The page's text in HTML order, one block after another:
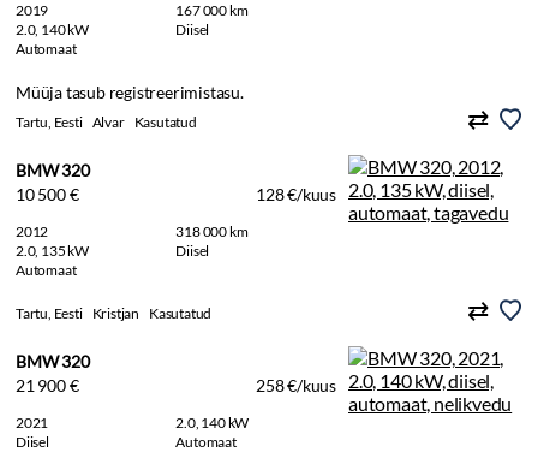
2019
167 000 km
2.0, 140 kW
Diisel
Automaat
Müüja tasub registreerimistasu.
Tartu, Eesti Alvar Kasutatud
BMW 320
10 500 €
128 €/kuus
2012
318 000 km
2.0, 135 kW
Diisel
Automaat
Tartu, Eesti Kristjan Kasutatud
BMW 320
21 900 €
258 €/kuus
2021
2.0, 140 kW
Diisel
Automaat